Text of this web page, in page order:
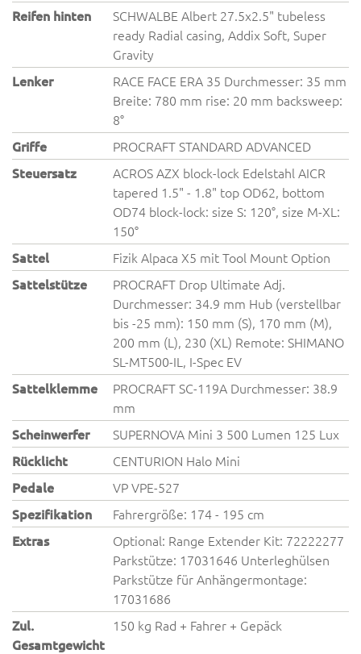
Reifen hinten
SCHWALBE Albert 27.5x2.5" tubeless
ready Radial casing, Addix Soft, Super
Gravity
Lenker
RACE FACE ERA 35 Durchmesser: 35 mm
Breite: 780 mm rise: 20 mm backsweep:
8°
Griffe
PROCRAFT STANDARD ADVANCED
Steuersatz
ACROS AZX block-lock Edelstahl AICR
tapered 1.5" - 1.8" top OD62, bottom
OD74 block-lock: size S: 120°, size M-XL:
150°
Sattel
Fizik Alpaca X5 mit Tool Mount Option
Sattelstütze
PROCRAFT Drop Ultimate Adj.
Durchmesser: 34.9 mm Hub (verstellbar
bis -25 mm): 150 mm (S), 170 mm (M),
200 mm (L), 230 (XL) Remote: SHIMANO
SL-MT500-IL, I-Spec EV
Sattelklemme
PROCRAFT SC-119A Durchmesser: 38.9
mm
Scheinwerfer
SUPERNOVA Mini 3 500 Lumen 125 Lux
Rücklicht
CENTURION Halo Mini
Pedale
VP VPE-527
Spezifikation
Fahrergröße: 174 - 195 cm
Extras
Optional: Range Extender Kit: 72222277
Parkstütze: 17031646 Unterleghülsen
Parkstütze für Anhängermontage:
17031686
Zul.
Gesamtgewicht
150 kg Rad + Fahrer + Gepäck